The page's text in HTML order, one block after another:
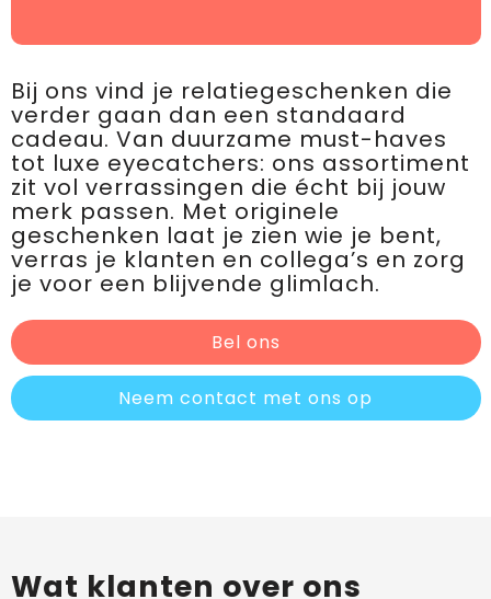
Bij ons vind je relatiegeschenken die
verder gaan dan een standaard
cadeau. Van duurzame must-haves
tot luxe eyecatchers: ons assortiment
zit vol verrassingen die écht bij jouw
merk passen. Met originele
geschenken laat je zien wie je bent,
verras je klanten en collega’s en zorg
je voor een blijvende glimlach.
Bel ons
Neem contact met ons op
Wat klanten over ons